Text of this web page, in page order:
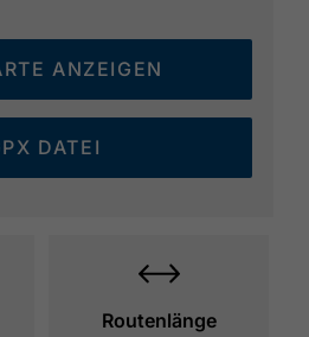
ANZEIGEN
DATEI
Routenlänge